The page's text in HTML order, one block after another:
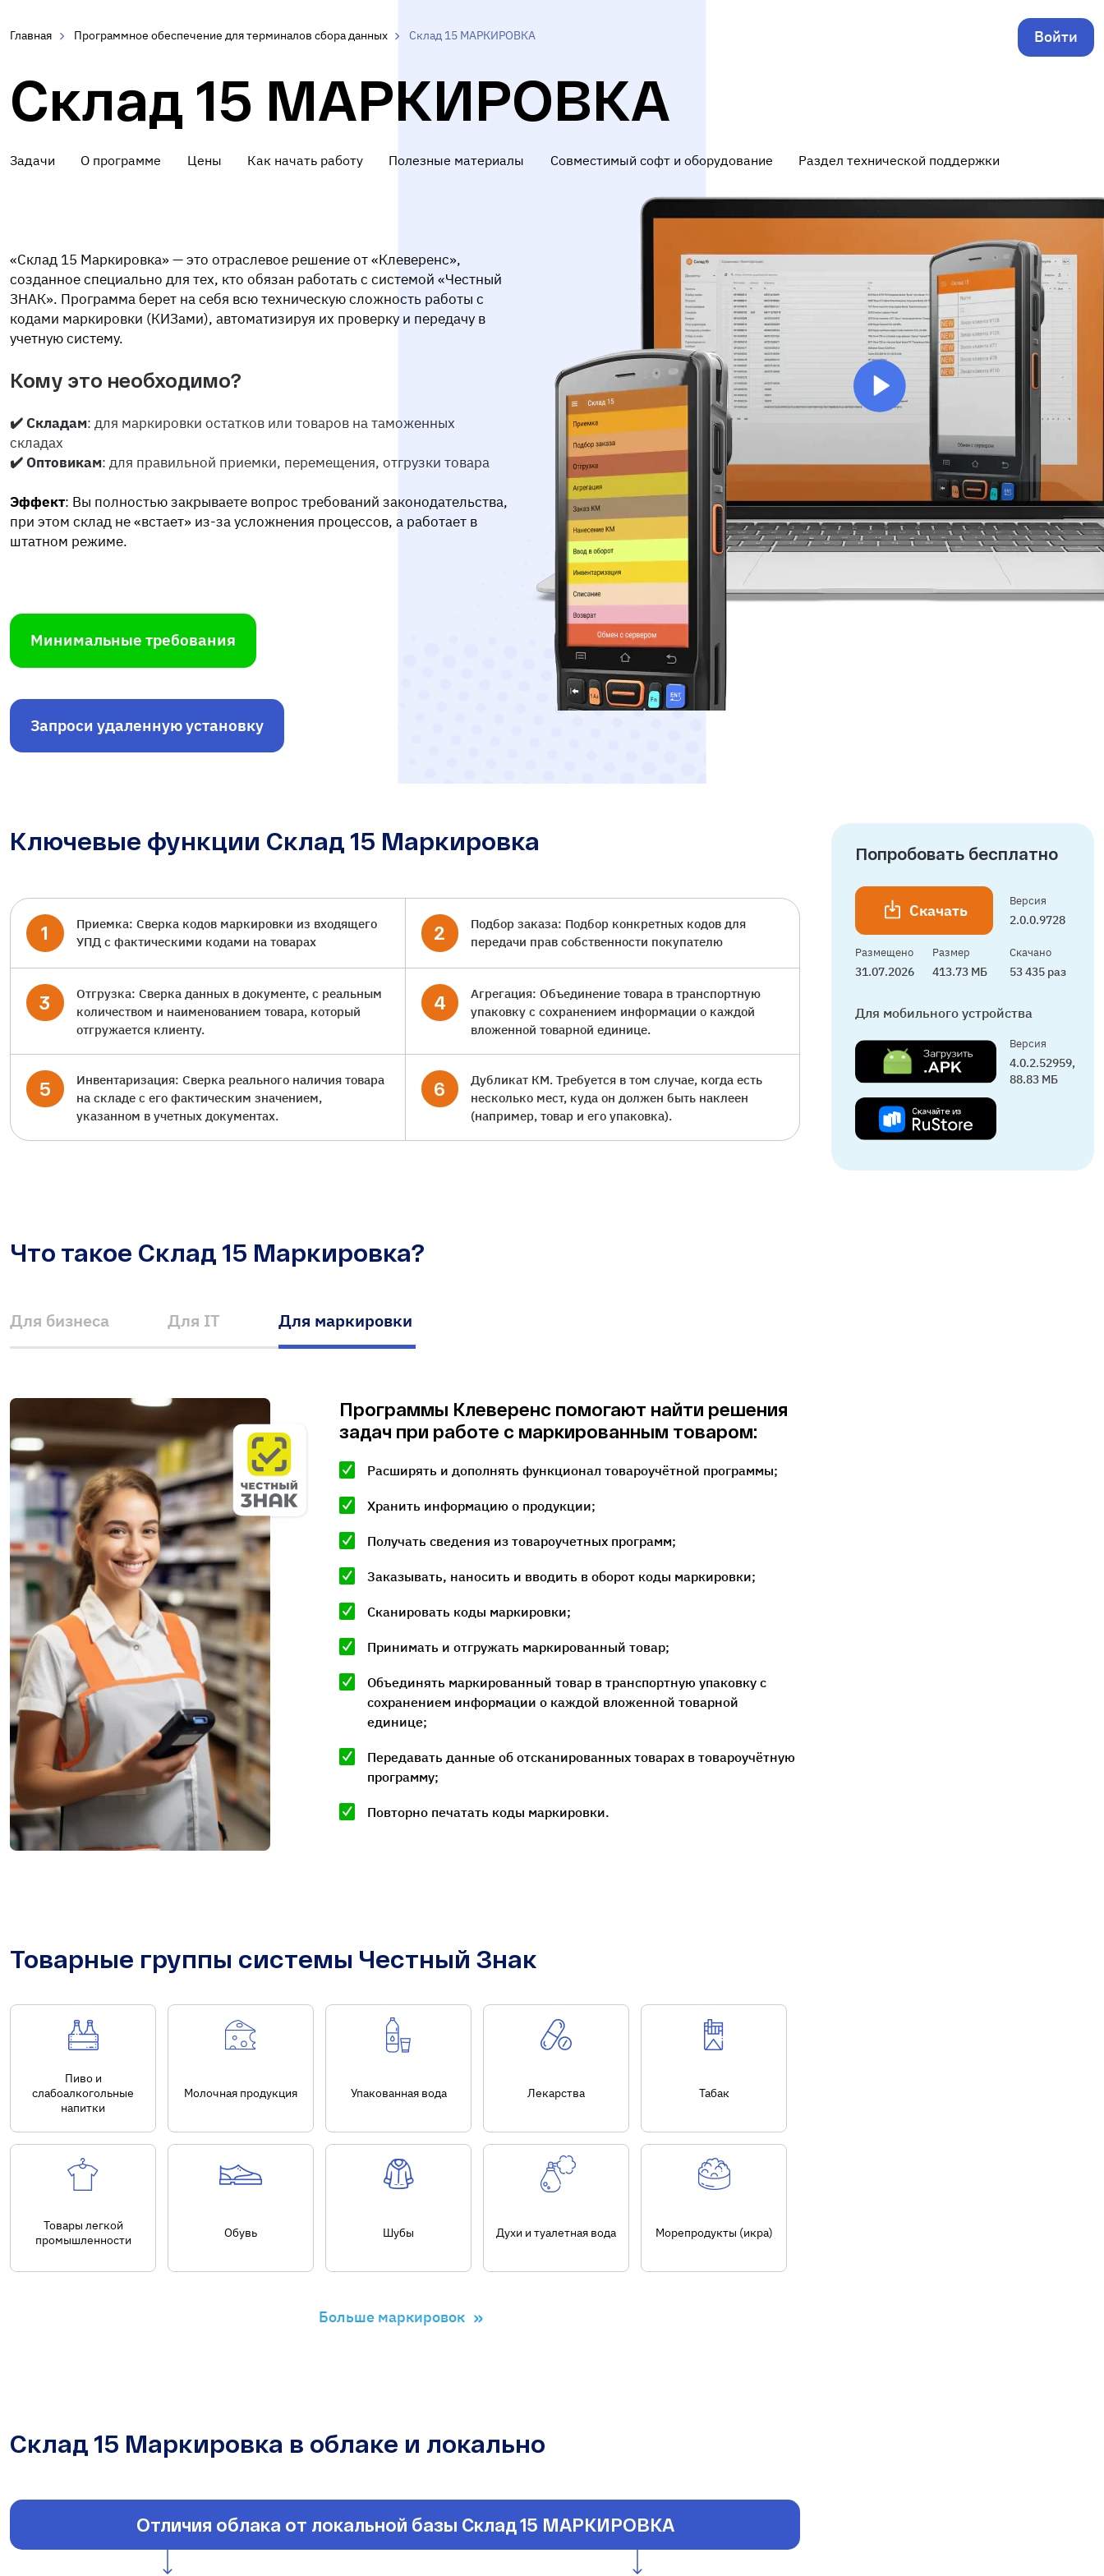
Главная Программное обеспечение для терминалов сбора данных Склад 15 МАРКИРОВКА Войти
Склад 15 МАРКИРОВКА
Задачи О программе Цены Как начать работу Полезные материалы Совместимый софт и оборудование Раздел технической поддержки
«Склад 15 Маркировка» — это отраслевое решение от «Клеверенс»,
созданное специально для тех, кто обязан работать с системой «Честный
ЗНАК». Программа берет на себя всю техническую сложность работы с
кодами маркировки (КИЗами), автоматизируя их проверку и передачу в
учетную систему.
Кому это необходимо?
✔️ Складам: для маркировки остатков или товаров на таможенных
складах
✔️ Оптовикам: для правильной приемки, перемещения, отгрузки товара
Эффект: Вы полностью закрываете вопрос требований законодательства,
при этом склад не «встает» из-за усложнения процессов, а работает в
штатном режиме.
Минимальные требования
Запроси удаленную установку
Ключевые функции Склад 15 Маркировка
1
Приемка: Сверка кодов маркировки из входящего
УПД с фактическими кодами на товарах
2
Подбор заказа: Подбор конкретных кодов для
передачи прав собственности покупателю
3
Отгрузка: Сверка данных в документе, с реальным
количеством и наименованием товара, который
отгружается клиенту.
4
Агрегация: Объединение товара в транспортную
упаковку с сохранением информации о каждой
вложенной товарной единице.
5
Инвентаризация: Сверка реального наличия товара
на складе с его фактическим значением,
указанном в учетных документах.
6
Дубликат КМ. Требуется в том случае, когда есть
несколько мест, куда он должен быть наклеен
(например, товар и его упаковка).
Что такое Склад 15 Маркировка?
Для бизнеса Для IT Для маркировки
Программы Клеверенс помогают найти решения
задач при работе с маркированным товаром:
Расширять и дополнять функционал товароучётной программы;
Хранить информацию о продукции;
Получать сведения из товароучетных программ;
Заказывать, наносить и вводить в оборот коды маркировки;
Сканировать коды маркировки;
Принимать и отгружать маркированный товар;
Объединять маркированный товар в транспортную упаковку с
сохранением информации о каждой вложенной товарной
единице;
Передавать данные об отсканированных товарах в товароучётную
программу;
Повторно печатать коды маркировки.
Товарные группы системы Честный Знак
Пиво и
слабоалкогольные
напитки
Молочная продукция Упакованная вода Лекарства Табак
Товары легкой
промышленности
Обувь Шубы Духи и туалетная вода Морепродукты (икра)
Больше маркировок »
Склад 15 Маркировка в облаке и локально
Отличия облака от локальной базы Склад 15 МАРКИРОВКА
Попробовать бесплатно
Скачать
Версия
2.0.0.9728
Размещено
31.07.2026
Размер
413.73 МБ
Скачано
53 435 раз
Для мобильного устройства
Версия
4.0.2.52959,
88.83 МБ